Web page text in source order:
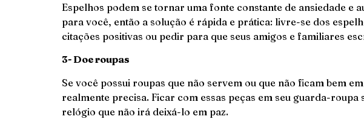
Espelhos podem se tornar uma fonte constante de ansiedade e
para você, então a solução é rápida e prática: livre-se dos
citações positivas ou pedir para que seus amigos e familiares
3- Doe roupas
Se você possui roupas que não servem ou que não ficam bem
realmente precisa. Ficar com essas peças em seu guarda-
relógio que não irá deixá-lo em paz.